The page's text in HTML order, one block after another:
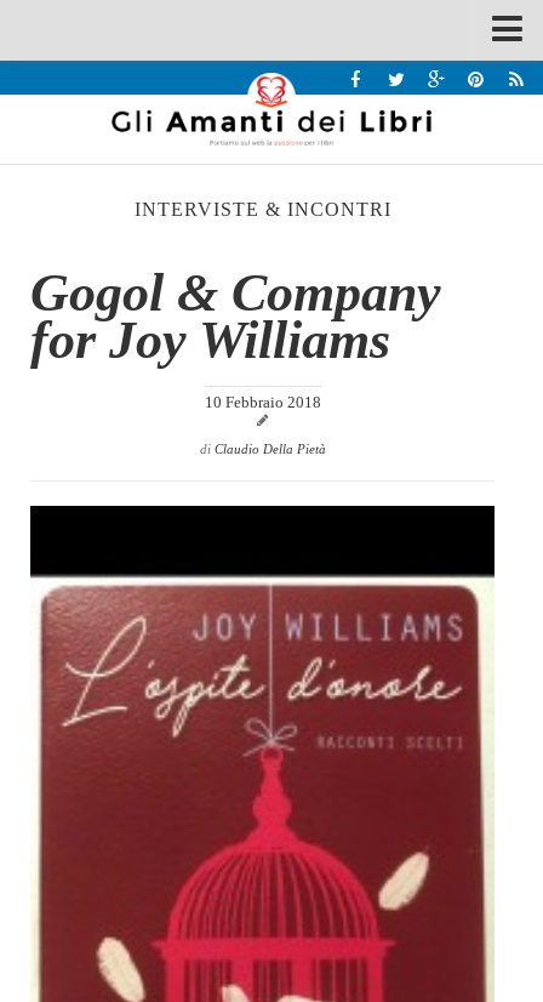
Recensioni
Interviste & Incontri
Chi siamo
Contatti
Dicono di Noi
Rassegna Stampa
Archivio
Autori
Premio Chiara
Tabù Festival 2014
A Tutto Volume
INTERVISTE & INCONTRI
Gogol & Company
for Joy Williams
10 Febbraio 2018
di Claudio Della Pietà